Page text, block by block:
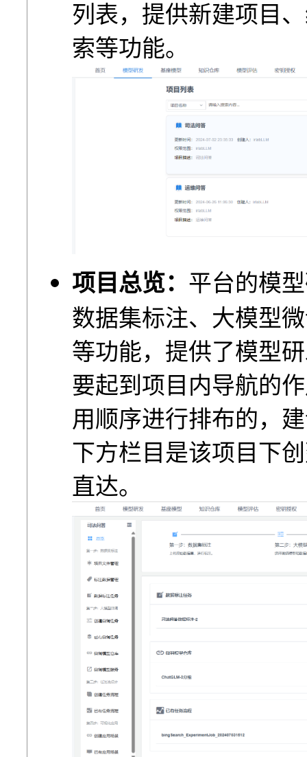
列表，提供新建项⽬
索等功能。
项目总览： 平台的模
数据集标注、⼤模型
等功能，提供了模型
要起到项⽬内导航的
⽤顺序进⾏排布的，
下⽅栏⽬是该项⽬下
直达。